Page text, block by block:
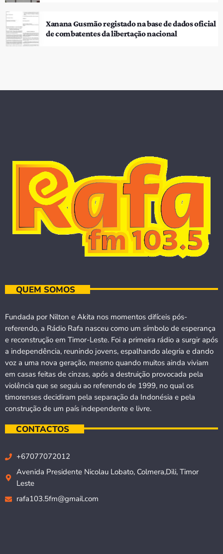
Xanana Gusmão registado na base de dados oficial
de combatentes da libertação nacional
QUEM SOMOS
Fundada por Nilton e Akita nos momentos difíceis pós-
referendo, a Rádio Rafa nasceu como um símbolo de esperança
e reconstrução em Timor-Leste. Foi a primeira rádio a surgir após
a independência, reunindo jovens, espalhando alegria e dando
voz a uma nova geração, mesmo quando muitos ainda viviam
em casas feitas de cinzas, após a destruição provocada pela
violência que se seguiu ao referendo de 1999, no qual os
timorenses decidiram pela separação da Indonésia e pela
construção de um país independente e livre.
CONTACTOS
+67077072012
Avenida Presidente Nicolau Lobato, Colmera,Dili, Timor
Leste
rafa103.5fm@gmail.com